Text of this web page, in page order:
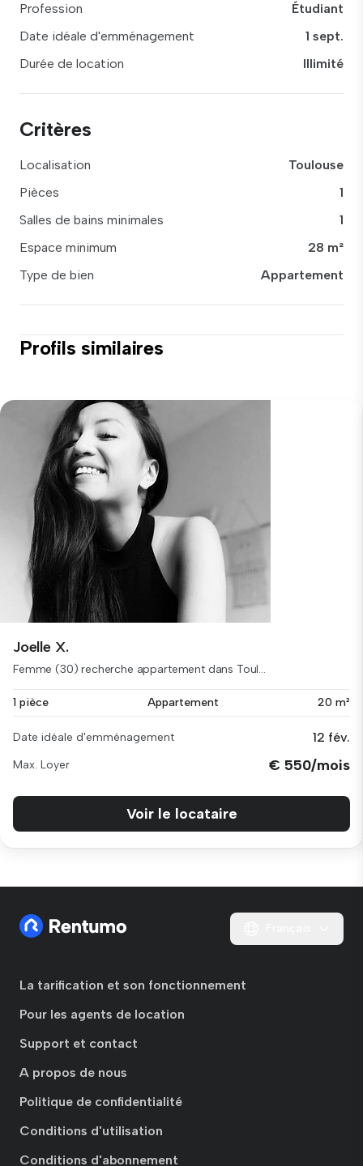
Profession
Étudiant
Date idéale d'emménagement
1 sept.
Durée de location
Illimité
Critères
Localisation
Toulouse
Pièces
1
Salles de bains minimales
1
Espace minimum
28 m²
Type de bien
Appartement
Profils similaires
Joelle X.
Femme (30) recherche appartement dans Toul...
1 pièce Appartement 20 m²
Date idéale d'emménagement 12 fév.
Max. Loyer € 550/mois
Voir le locataire
La tarification et son fonctionnement
Pour les agents de location
Support et contact
A propos de nous
Politique de confidentialité
Conditions d'utilisation
Conditions d'abonnement